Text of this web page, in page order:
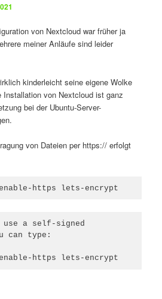
von Nextcloud war früher ja
meiner Anläufe sind leider
kinderleicht seine eigene Wolke
von Nextcloud ist ganz
bei der Ubuntu-Server-
von Dateien per https:// erfolgt
https lets-encrypt
a self-signed
can type:
https lets-encrypt